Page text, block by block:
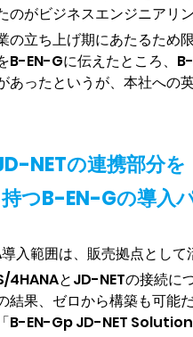
のがビジネスエンジニアリ
の立ち上げ期にあたるため
B-EN-Gに伝えたところ、
あったというが、本社への
NETの連携部分を
つB-EN-Gの導入
入範囲は、販売拠点とし
4HANAとJD-NETの接続に
結果、ゼロから構築も可能
B-EN-Gp JD-NET